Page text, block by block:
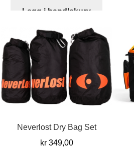
Legg i handlekurv
Neverlost Dry Bag Set
kr349,00